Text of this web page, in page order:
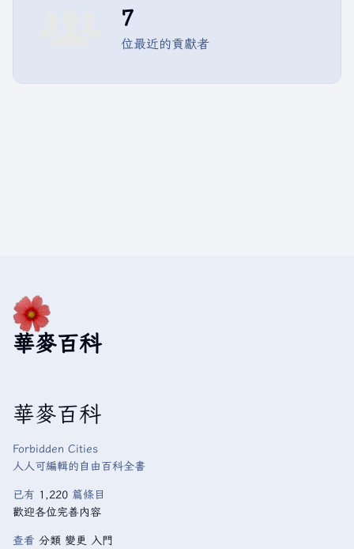
7
位最近的貢獻者
華麥百科
華麥百科
Forbidden Cities
人人可編輯的自由百科全書
已有 1,220 篇條目
歡迎各位完善內容
查看 分類 變更 入門